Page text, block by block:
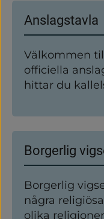
Undersidor
Anslagstavla
Välkommen
officiella
hittar du
protokoll och
Borgerlig
Borgerlig
några
olika